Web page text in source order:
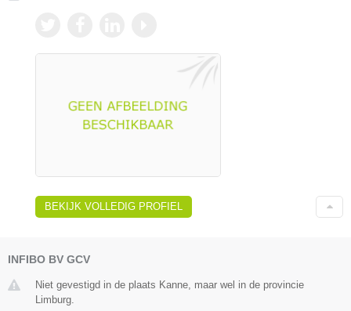
BEKIJK VOLLEDIG PROFIEL
INFIBO BV GCV
Niet gevestigd in de plaats Kanne, maar wel in de provincie
Limburg.